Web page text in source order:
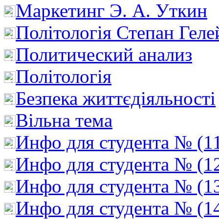
Маркетинг Э. А. Уткин
Політологія Степан
Политический анализ
Політологія
Безпека життєдіяльності
Вільна тема
Инфо для студента №
Инфо для студента №
Инфо для студента №
Инфо для студента №